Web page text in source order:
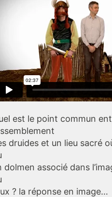
est le point commun
druides et un lieu sacré
dolmen associé dans
? la réponse en image…